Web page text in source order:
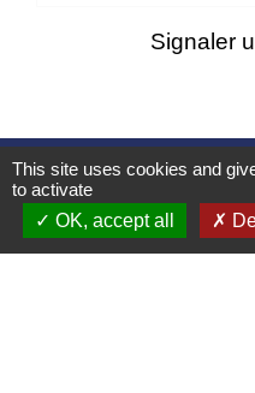
Signaler
25, rue
This site uses cookies and
to activate
OK, accept all